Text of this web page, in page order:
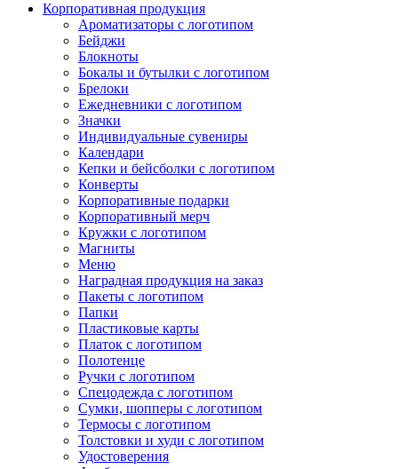
Корпоративная продукция
Ароматизаторы с логотипом
Бейджи
Блокноты
Бокалы и бутылки с логотипом
Брелоки
Ежедневники с логотипом
Значки
Индивидуальные сувениры
Календари
Кепки и бейсболки с логотипом
Конверты
Корпоративные подарки
Корпоративный мерч
Кружки с логотипом
Магниты
Меню
Наградная продукция на заказ
Пакеты с логотипом
Папки
Пластиковые карты
Платок с логотипом
Полотенце
Ручки с логотипом
Спецодежда с логотипом
Сумки, шопперы с логотипом
Термосы с логотипом
Толстовки и худи с логотипом
Удостоверения